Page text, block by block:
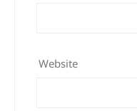
Website